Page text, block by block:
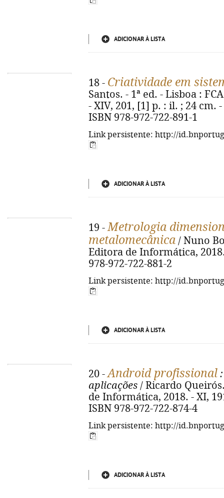
ADICIONAR À LISTA
18 - Criatividade em
Santos. - 1ª ed. - Lisboa :
- XIV, 201, [1] p. : il. ; 24 cm.
ISBN 978-972-722-891-1
Link persistente: http://
ADICIONAR À LISTA
19 -Metrologia
metalomecânica / Nuno
Editora de Informática,
978-972-722-881-2
Link persistente: http://
ADICIONAR À LISTA
20 -Android profissional
aplicações / Ricardo
de Informática, 2018. - XI,
ISBN 978-972-722-874-4
Link persistente: http://
ADICIONAR À LISTA